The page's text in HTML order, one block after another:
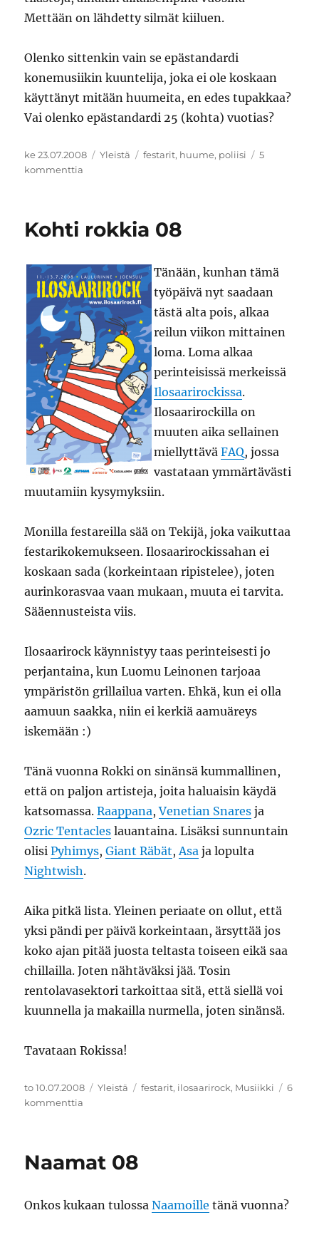
Mettään on lähdetty silmät kiiluen.
Olenko sittenkin vain se epästandardi
konemusiikin kuuntelija, joka ei ole koskaan
käyttänyt mitään huumeita, en edes tupakkaa?
Vai olenko epästandardi 25 (kohta) vuotias?
Julkaistu
ke 23.07.2008 Kategoriat
Yleistä Avainsanat
festarit, huume, poliisi
5
kommenttia
Kohti rokkia 08
Tänään, kunhan tämä
työpäivä nyt saadaan
tästä alta pois, alkaa
reilun viikon mittainen
loma. Loma alkaa
perinteisissä merkeissä
Ilosaarirockissa.
Ilosaarirockilla on
muuten aika sellainen
miellyttäväFAQ, jossa
vastataan ymmärtävästi
muutamiin kysymyksiin.
Monilla festareilla sää on Tekijä, joka vaikuttaa
festarikokemukseen. Ilosaarirockissahan ei
koskaan sada (korkeintaan ripistelee), joten
aurinkorasvaa vaan mukaan, muuta ei tarvita.
Sääennusteista viis.
Ilosaarirock käynnistyy taas perinteisesti jo
perjantaina, kun Luomu Leinonen tarjoaa
ympäristön grillailua varten. Ehkä, kun ei olla
aamuun saakka, niin ei kerkiä aamuäreys
iskemään :)
Tänä vuonna Rokki on sinänsä kummallinen,
että on paljon artisteja, joita haluaisin käydä
katsomassa.Raappana,Venetian Snares ja
Ozric Tentacles lauantaina. Lisäksi sunnuntain
olisiPyhimys,Giant Räbät,Asa ja lopulta
Nightwish.
Aika pitkä lista. Yleinen periaate on ollut, että
yksi pändi per päivä korkeintaan, ärsyttää jos
koko ajan pitää juosta teltasta toiseen eikä saa
chillailla. Joten nähtäväksi jää. Tosin
rentolavasektori tarkoittaa sitä, että siellä voi
kuunnella ja makailla nurmella, joten sinänsä.
Tavataan Rokissa!
Julkaistu
to 10.07.2008 Kategoriat
Yleistä Avainsanat
festarit, ilosaarirock, Musiikki
6
kommenttia
Naamat 08
Onkos kukaan tulossaNaamoille tänä vuonna?